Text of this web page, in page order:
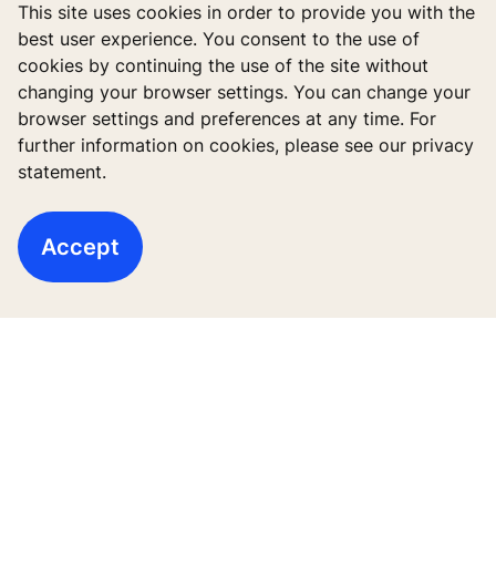
This site uses cookies in order to provide you with the
best user experience. You consent to the use of
cookies by continuing the use of the site without
changing your browser settings. You can change your
browser settings and preferences at any time. For
further information on cookies, please see our privacy
statement.
Accept
Contact us
Working at KONE
For Suppliers